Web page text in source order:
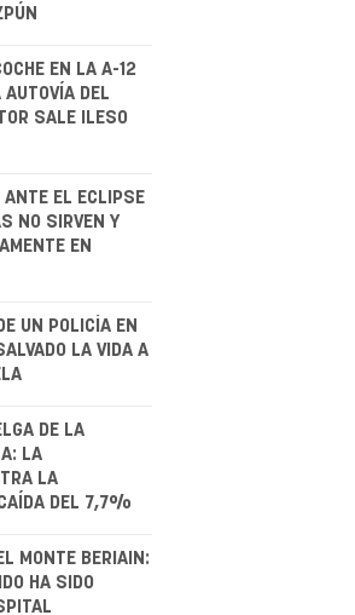
EN LA A-12
AUTOVÍA DEL
SALE ILESO
ANTE EL ECLIPSE
NO SIRVEN Y
EN
UN POLICÍA EN
LA VIDA A
DE LA
LA
LA
DEL 7,7%
MONTE BERIAIN:
HA SIDO